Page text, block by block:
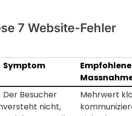
7 Website-Fehler
Symptom
Empfohlene
Der Besucher
versteht nicht,
Mehrwert